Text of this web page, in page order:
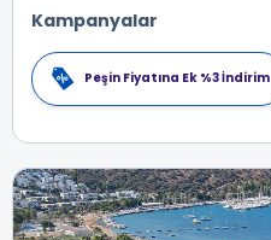
Kampanyalar
Peşin Fiyatına Ek %3 İndirim